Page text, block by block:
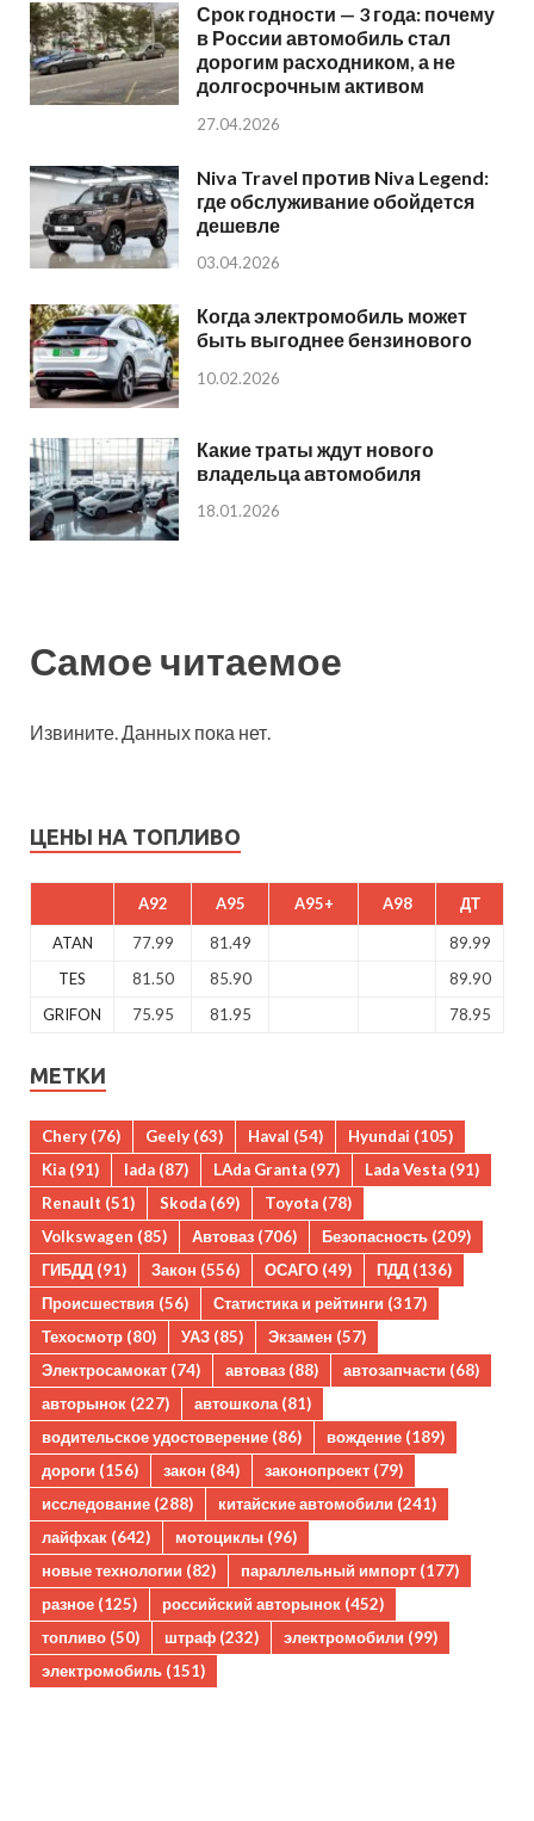
Срок годности — 3 года: почему
в России автомобиль стал
дорогим расходником, а не
долгосрочным активом
27.04.2026
Niva Travel против Niva Legend:
где обслуживание обойдется
дешевле
03.04.2026
Когда электромобиль может
быть выгоднее бензинового
10.02.2026
Какие траты ждут нового
владельца автомобиля
18.01.2026
Самое читаемое
Извините. Данных пока нет.
ЦЕНЫ НА ТОПЛИВО
A92 A95 A95+ A98 ДТ
ATAN 77.99 81.49
89.99
TES
81.50 85.90
89.90
GRIFON
75.95 81.95 78.95
МЕТКИ
Chery (76) Geely (63) Haval (54) Hyundai (105)
Kia (91) lada (87) LAda Granta (97) Lada Vesta (91)
Renault (51) Skoda (69) Toyota (78)
Volkswagen (85) Автоваз (706) Безопасность (209)
ГИБДД (91) Закон (556) ОСАГО (49) ПДД (136)
Происшествия (56) Статистика и рейтинги (317)
Техосмотр (80) УАЗ (85) Экзамен (57)
Электросамокат (74) автоваз (88) автозапчасти (68)
авторынок (227) автошкола(81)
водительское удостоверение (86) вождение (189)
дороги (156) закон (84) законопроект (79)
исследование (288) китайские автомобили (241)
лайфхак (642) мотоциклы (96)
новые технологии (82) параллельный импорт (177)
разное (125) российский авторынок (452)
топливо (50) штраф (232) электромобили (99)
электромобиль (151)